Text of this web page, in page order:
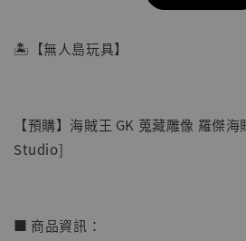
🏝【無人島玩具】
【預購】海賊王 GK 蒐藏雕像 羅傑
Studio]
■ 商品資訊：